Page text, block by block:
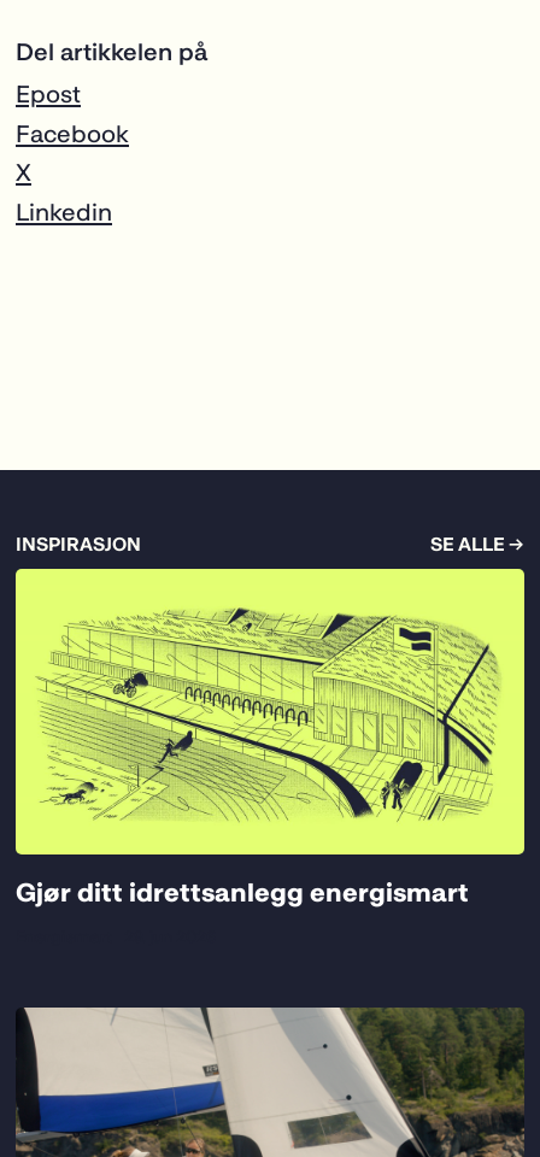
Del artikkelen på
Epost
Facebook
X
Linkedin
INSPIRASJON SE ALLE →